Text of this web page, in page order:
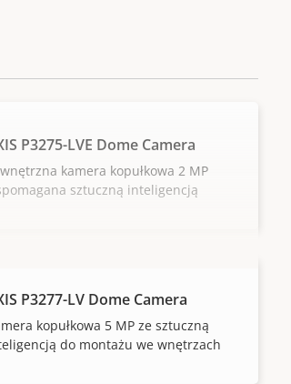
P3275-LVE Dome Camera
kamera kopułkowa 2 MP
sztuczną inteligencją
P3277-LV Dome Camera
kopułkowa 5 MP ze sztuczną
do montażu we wnętrzach